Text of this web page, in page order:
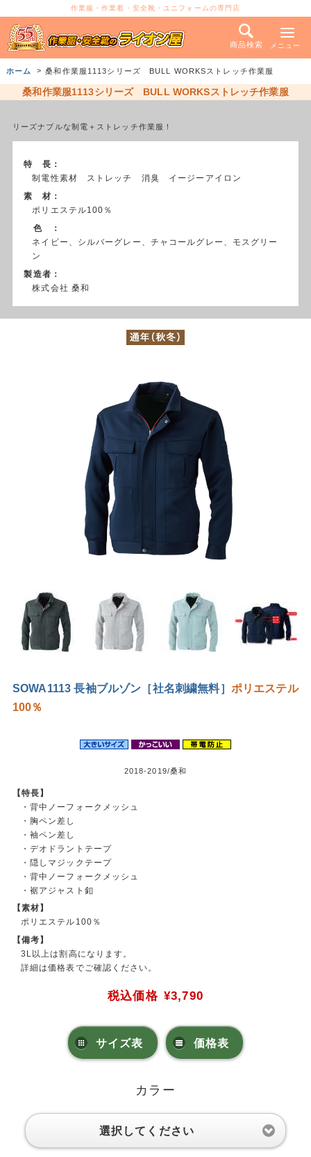
作業服・作業着・安全靴・ユニフォームの専門店
商品検索 メニュー
ホーム 桑和作業服1113シリーズ BULL WORKSストレッチ作業服
桑和作業服1113シリーズ BULL WORKSストレッチ作業服
リーズナブルな制電＋ストレッチ作業服！
特 長：
制電性素材 ストレッチ 消臭 イージーアイロン
素 材：
ポリエステル100％
色 ：
ネイビー、シルバーグレー、チャコールグレー、モスグリー
ン
製造者：
株式会社 桑和
SOWA1113 長袖ブルゾン［社名刺繍無料］ ポリエステル
100％
2018-2019/桑和
【特長】
・背中ノーフォークメッシュ
・胸ペン差し
・袖ペン差し
・デオドラントテープ
・隠しマジックテープ
・背中ノーフォークメッシュ
・裾アジャスト釦
【素材】
ポリエステル100％
【備考】
3L以上は割高になります。
詳細は価格表でご確認ください。
税込価格 ¥3,790
サイズ表 価格表
カラー
選択してください